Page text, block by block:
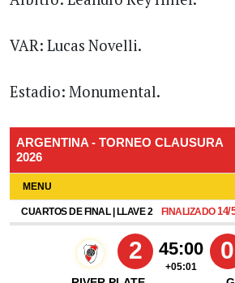
VAR: Lucas Novelli.
Estadio: Monumental.